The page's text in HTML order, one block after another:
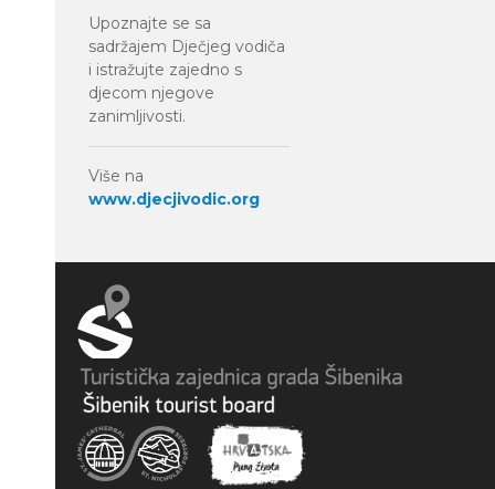
Upoznajte se sa
sadržajem Dječjeg vodiča
i istražujte zajedno s
djecom njegove
zanimljivosti.
Više na
www.djecjivodic.org